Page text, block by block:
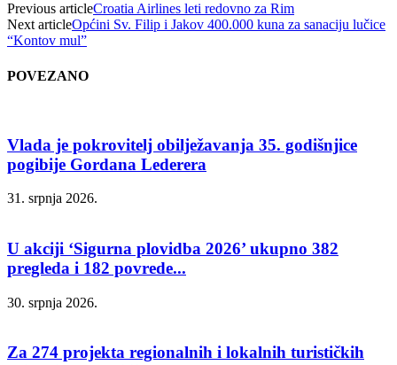
Previous articleCroatia Airlines leti redovno za Rim
Next articleOpćini Sv. Filip i Jakov 400.000 kuna za sanaciju lučice
“Kontov mul”
POVEZANO
Vlada je pokrovitelj obilježavanja 35. godišnjice
pogibije Gordana Lederera
31. srpnja 2026.
U akciji ‘Sigurna plovidba 2026’ ukupno 382
pregleda i 182 povrede...
30. srpnja 2026.
Za 274 projekta regionalnih i lokalnih turističkih